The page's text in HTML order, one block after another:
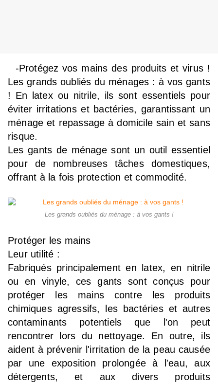
-Protégez vos mains des produits et virus !
Les grands oubliés du ménages : à vos gants
! En latex ou nitrile, ils sont essentiels pour
éviter irritations et bactéries, garantissant un
ménage et repassage à domicile sain et sans
risque.
Les gants de ménage sont un outil essentiel
pour de nombreuses tâches domestiques,
offrant à la fois protection et commodité.
Les grands oubliés du ménage : à vos gants !
Protéger les mains
Leur utilité :
Fabriqués principalement en latex, en nitrile
ou en vinyle, ces gants sont conçus pour
protéger les mains contre les produits
chimiques agressifs, les bactéries et autres
contaminants potentiels que l'on peut
rencontrer lors du nettoyage. En outre, ils
aident à prévenir l'irritation de la peau causée
par une exposition prolongée à l'eau, aux
détergents, et aux divers produits